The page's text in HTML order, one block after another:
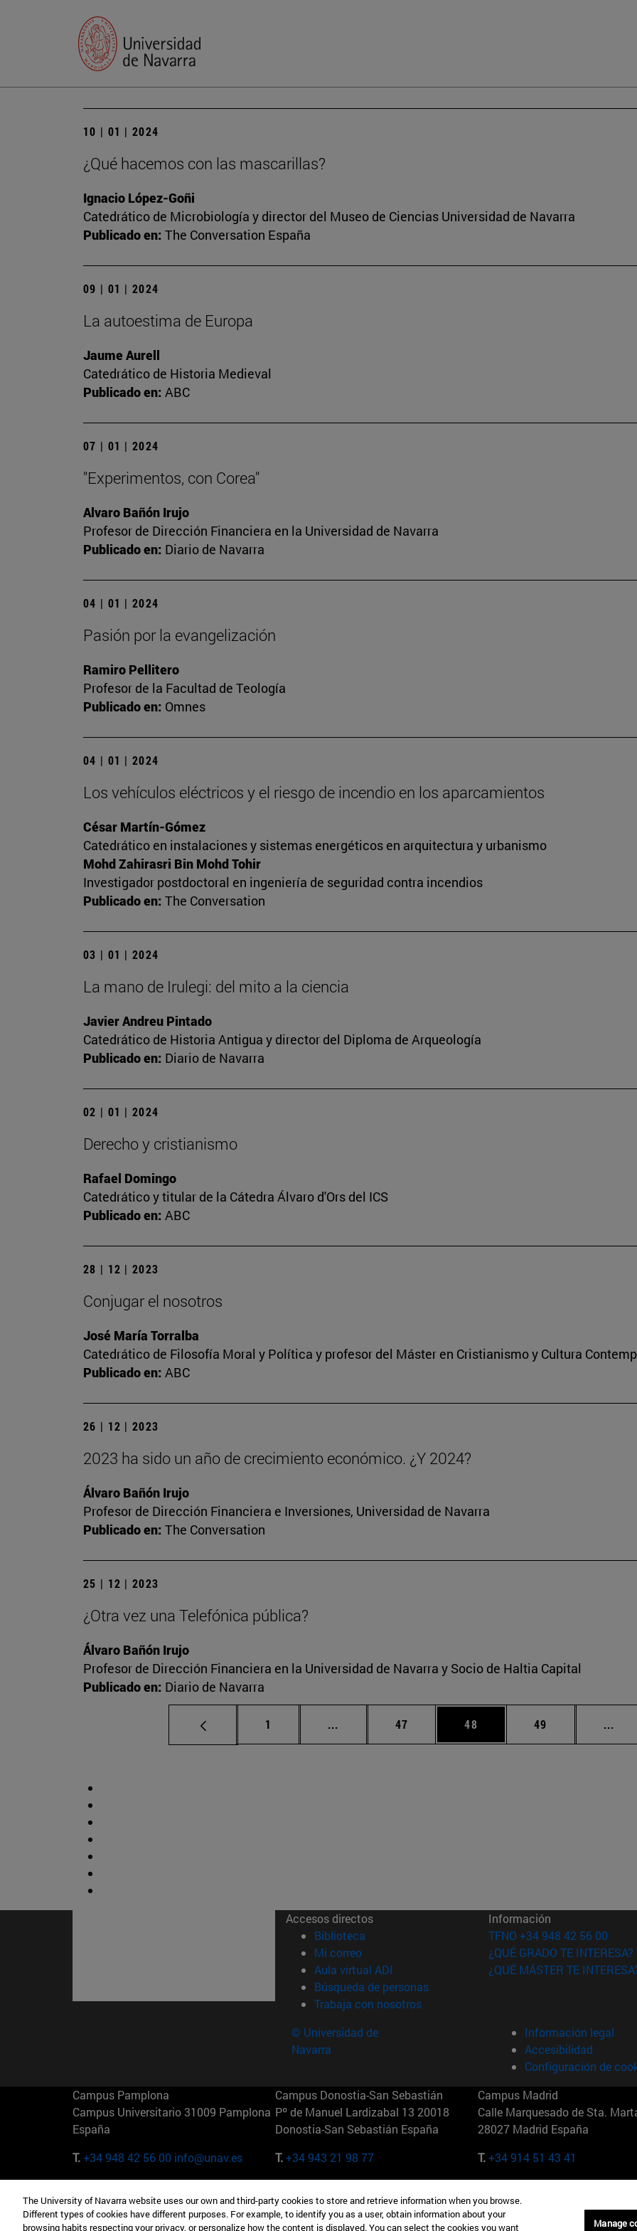
10 | 01 | 2024
¿Qué hacemos con las mascarillas?
Ignacio López-Goñi
Catedrático de Microbiología y director del Museo de Ciencias Universidad de Navarra
Publicado en: The Conversation España
09 | 01 | 2024
La autoestima de Europa
Jaume Aurell
Catedrático de Historia Medieval
Publicado en: ABC
07 | 01 | 2024
"Experimentos, con Corea"
Alvaro Bañón Irujo
Profesor de Dirección Financiera en la Universidad de Navarra
Publicado en: Diario de Navarra
04 | 01 | 2024
Pasión por la evangelización
Ramiro Pellitero
Profesor de la Facultad de Teología
Publicado en: Omnes
04 | 01 | 2024
Los vehículos eléctricos y el riesgo de incendio en los aparcamientos
César Martín-Gómez
Catedrático en instalaciones y sistemas energéticos en arquitectura y urbanismo
Mohd Zahirasri Bin Mohd Tohir
Investigador postdoctoral en ingeniería de seguridad contra incendios
Publicado en: The Conversation
03 | 01 | 2024
La mano de Irulegi: del mito a la ciencia
Javier Andreu Pintado
Catedrático de Historia Antigua y director del Diploma de Arqueología
Publicado en: Diario de Navarra
02 | 01 | 2024
Derecho y cristianismo
Rafael Domingo
Catedrático y titular de la Cátedra Álvaro d'Ors del ICS
Publicado en: ABC
28 | 12 | 2023
Conjugar el nosotros
José María Torralba
Catedrático de Filosofía Moral y Política y profesor del Máster en Cristianismo y Cultura
Publicado en: ABC
26 | 12 | 2023
2023 ha sido un año de crecimiento económico. ¿Y 2024?
Álvaro Bañón Irujo
Profesor de Dirección Financiera e Inversiones, Universidad de Navarra
Publicado en: The Conversation
25 | 12 | 2023
¿Otra vez una Telefónica pública?
Álvaro Bañón Irujo
Profesor de Dirección Financiera en la Universidad de Navarra y Socio de Haltia Capital
Publicado en: Diario de Navarra
Página
1 ... Páginas intermedias Use TAB para desplazarse.
Página
47 Página
48 Página
49 ...
Accesos directos
Biblioteca (abre en nueva ventana)
Mi correo(abre en nueva ventana)
Aula virtual ADI (abre en nueva ventana)
Búsqueda de personas(abre en nueva ventana)
Trabaja con nosotros(abre en nueva ventana)
Información
TFNO +34 948 42 56 00
¿QUÉ GRADO TE INTERESA?
¿QUÉ MÁSTER TE
© Universidad de
Navarra
Información legal
Accesibilidad
Configuración de
Campus Pamplona
Campus Universitario 31009 Pamplona
España
T.+34 948 42 56 00 info@unav.es
Campus Donostia-San Sebastián
Pº de Manuel Lardizabal 13 20018
Donostia-San Sebastián España
T.+34 943 21 98 77
Campus Madrid
Calle Marquesado de Sta.
28027 Madrid España
T.+34 914 51 43 41
Camino del Cerro Águila 3 28023
Madrid España
165 W 57th St 10019-2201 Nueva York
EE.UU
Maria-Theresia-Straße 15 81675
Múnich Alemania
The University of Navarra website uses our own and third-party cookies to store and retrieve information when you browse.
Different types of cookies have different purposes. For example, to identify you as a user, obtain information about your
browsing habits respecting your privacy, or personalize how the content is displayed. You can select the cookies you want
Manage